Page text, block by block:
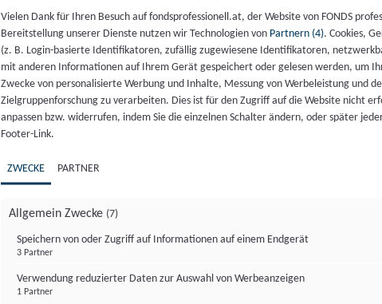
Vielen Dank für Ihren Besuch auf fondsprofessionell.at, der Website von FONDS
Bereitstellung unserer Dienste nutzen wir Technologien von Partnern (4). Cookies,
(z. B. Login-basierte Identifikatoren, zufällig zugewiesene Identifikatoren,
mit anderen Informationen auf Ihrem Gerät gespeichert oder gelesen werden, um
Zwecke von personalisierte Werbung und Inhalte, Messung von Werbeleistung und
Zielgruppenforschung zu verarbeiten. Dies ist für den Zugriff auf die Website nicht
anpassen bzw. widerrufen, indem Sie die einzelnen Schalter ändern, oder später
Footer-Link.
ZWECKE PARTNER
Allgemein Zwecke (7)
Speichern von oder Zugriff auf Informationen auf einem Endgerät
3 Partner
Verwendung reduzierter Daten zur Auswahl von Werbeanzeigen
1 Partner